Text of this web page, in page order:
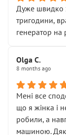
• реальної
“подивились і
На жаль,
Стосовно
Дуже швидко
тригодини,
генератор на
Olga С.
8 months ago
Мені все
що я жінка і
робили, а
машиною.